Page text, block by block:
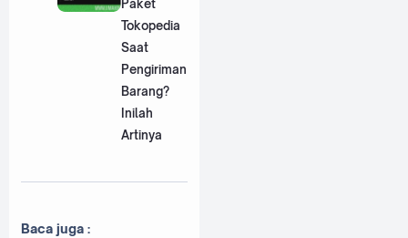
Paket
Tokopedia
Saat
Pengiriman
Barang?
Inilah
Artinya
Baca juga :